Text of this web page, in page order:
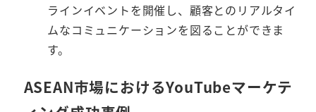
ラインイベントを開催し、顧客とのリアルタイ
ムなコミュニケーションを図ることができま
す。
ASEAN市場におけるYouTubeマーケテ